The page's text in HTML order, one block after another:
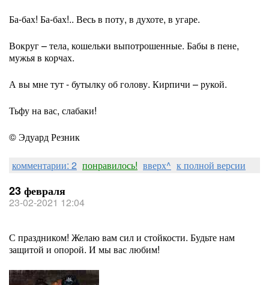
Ба-бах! Ба-бах!.. Весь в поту, в духоте, в угаре.
Вокруг – тела, кошельки выпотрошенные. Бабы в пене,
мужья в корчах.
А вы мне тут - бутылку об голову. Кирпичи – рукой.
Тьфу на вас, слабаки!
© Эдуард Резник
комментарии: 2 понравилось! вверх^ к полной версии
23 февраля
23-02-2021 12:04
С праздником! Желаю вам сил и стойкости. Будьте нам
защитой и опорой. И мы вас любим!